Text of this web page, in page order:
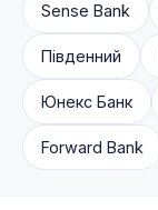
Sense Bank
Південний
Юнекс Банк
Forward Bank